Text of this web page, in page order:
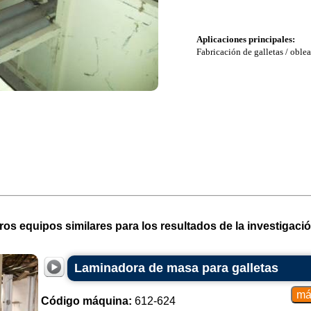
Aplicaciones principales:
Fabricación de galletas / oblea
equipos similares para los resultados de la
Laminadora de masa para galletas
Código máquina: 612-624